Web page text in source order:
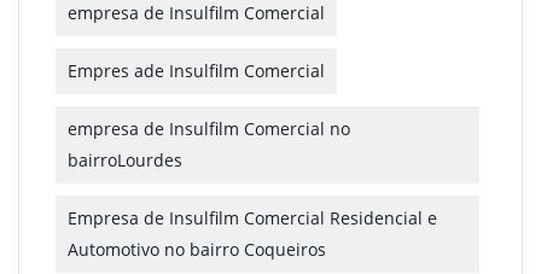
empresa de Insulfilm Comercial
Empres ade Insulfilm Comercial
empresa de Insulfilm Comercial no
bairroLourdes
Empresa de Insulfilm Comercial Residencial e
Automotivo no bairro Coqueiros